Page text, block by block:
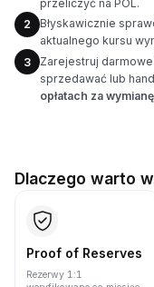
przeliczyć na POL.
2
Błyskawicznie
aktualnego kursu
3
Zarejestruj
sprzedawać lub
opłatach za wymianę
Dlaczego warto
Proof of Reserves
Rezerwy 1:1